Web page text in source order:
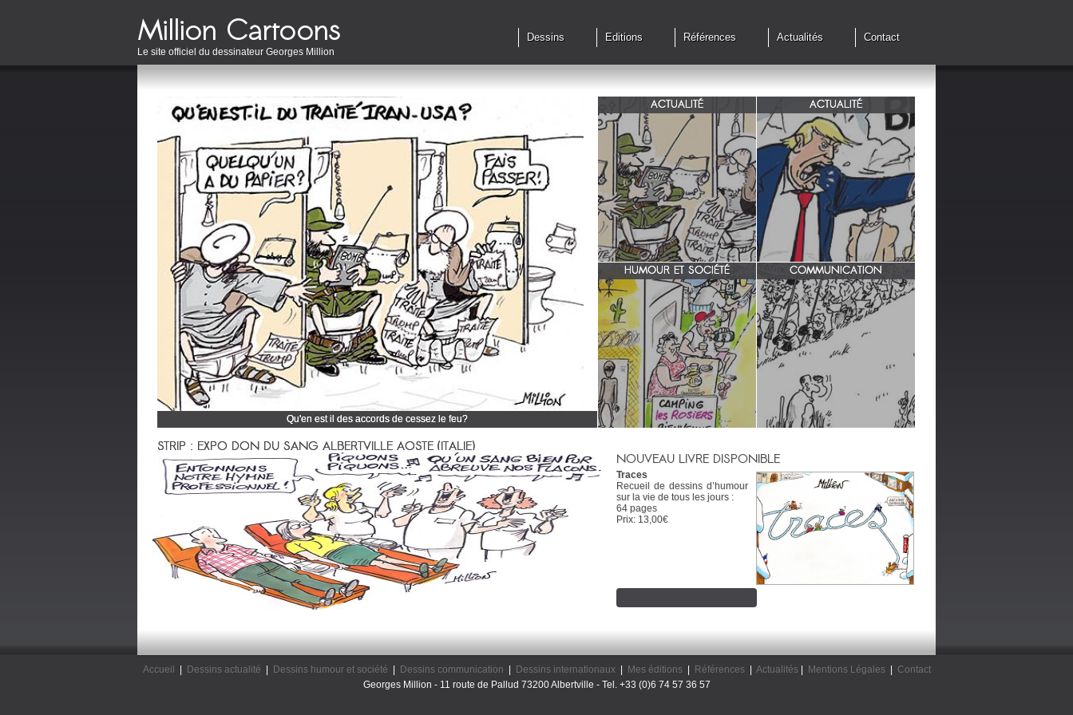
Le site officiel du dessinateur Georges Million
Dessins Editions Références Actualités Contact
Qu'en est il des accords de cessez le feu?
Cliquez et découvrez tous mes dessins d'actualité
ACTUALITÉ
Qu'en est il des accords de cessez
le feu?
ACTUALITÉ
G7 à Evian, Trump, une fois de
plus ,s'en prend aux européens.
HUMOUR ET SOCIÉTÉ
zone 51
COMMUNICATION
INRA/ Rotation des terres.
STRIP : EXPO DON DU SANG ALBERTVILLE AOSTE (ITALIE)
NOUVEAU LIVRE DISPONIBLE
Traces
Recueil de dessins d’humour
sur la vie de tous les jours :
64 pages
Prix: 13,00€
Accueil Dessins actualité Dessins humour et société Dessins communication Dessins internationaux| Mes éditions| Références| Actualités| Mentions Légales|
Contact
Georges Million - 11 route de Pallud 73200 Albertville - Tel. +33 (0)6 74 57 36 57